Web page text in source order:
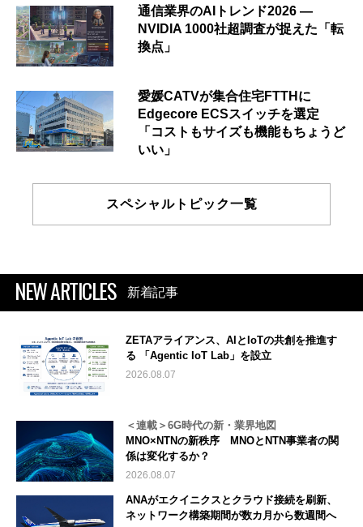
通信業界のAIトレンド2026 ―
NVIDIA 1000社超調査が捉えた「転
換点」
愛媛CATVが集合住宅FTTHに
Edgecore ECSスイッチを選定
「コストもサイズも機能もちょうど
いい」
スペシャルトピック一覧
NEW ARTICLES 新着記事
ZETAアライアンス、AIとIoTの共創を推進す
る 「Agentic IoT Lab」を設立
2026.08.07
＜連載＞6G時代の新・業界地図
MNO×NTNの新秩序 MNOとNTN事業者の関
係は変化するか？
2026.08.07
ANAがエクイニクスとクラウド接続を刷新、
ネットワーク構築期間が数カ月から数週間へ